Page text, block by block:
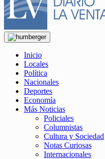
Inicio
Locales
Política
Nacionales
Deportes
Economía
Más Noticias
Policiales
Columnistas
Cultura y Sociedad
Notas Curiosas
Internacionales